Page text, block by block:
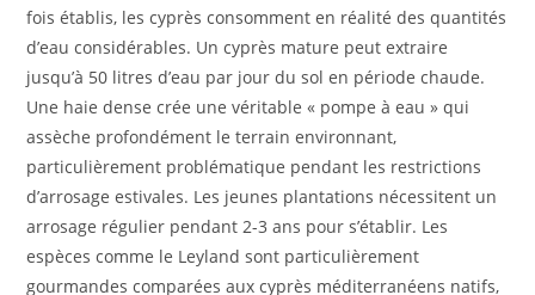
fois établis, les cyprès consomment en réalité des quantités
d’eau considérables. Un cyprès mature peut extraire
jusqu’à 50 litres d’eau par jour du sol en période chaude.
Une haie dense crée une véritable « pompe à eau » qui
assèche profondément le terrain environnant,
particulièrement problématique pendant les restrictions
d’arrosage estivales. Les jeunes plantations nécessitent un
arrosage régulier pendant 2-3 ans pour s’établir. Les
espèces comme le Leyland sont particulièrement
gourmandes comparées aux cyprès méditerranéens natifs,